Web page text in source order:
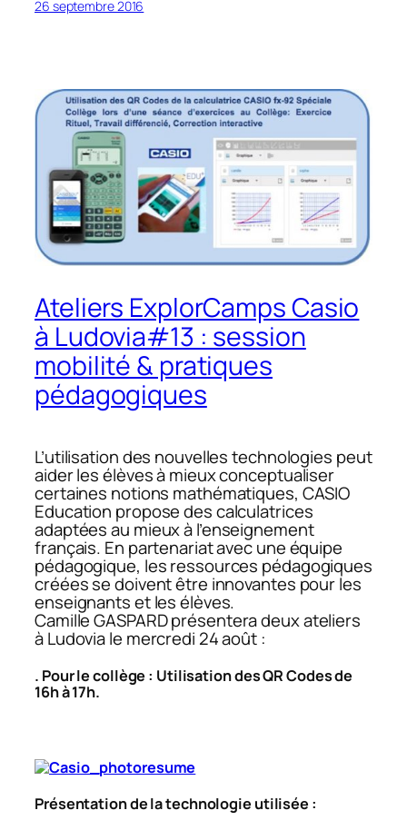
26 septembre 2016
Ateliers ExplorCamps Casio
à Ludovia#13 : session
mobilité & pratiques
pédagogiques
L’utilisation des nouvelles technologies peut
aider les élèves à mieux conceptualiser
certaines notions mathématiques, CASIO
Education propose des calculatrices
adaptées au mieux à l’enseignement
français. En partenariat avec une équipe
pédagogique, les ressources pédagogiques
créées se doivent être innovantes pour les
enseignants et les élèves.
Camille GASPARD présentera deux ateliers
à Ludovia le mercredi 24 août :
. Pour le collège : Utilisation des QR Codes de
16h à 17h.
Présentation de la technologie utilisée :